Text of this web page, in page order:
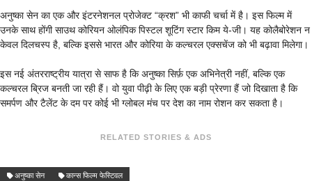
अनुष्का सेन का एक और इंटरनेशनल प्रोजेक्ट “क्रश” भी काफी चर्चा में है। इस फिल्म में
उनके साथ होंगी साउथ कोरियन ओलंपिक पिस्टल शूटिंग स्टार किम ये-जी। यह कोलैबोरेशन न
केवल दिलचस्प है, बल्कि इससे भारत और कोरिया के कल्चरल एक्सचेंज को भी बढ़ावा मिलेगा।
इस नई अंतरराष्ट्रीय यात्रा से साफ है कि अनुष्का सिर्फ़ एक अभिनेत्री नहीं, बल्कि एक
कल्चरल ब्रिज बनती जा रही हैं। वो युवा पीढ़ी के लिए एक बड़ी प्रेरणा हैं जो दिखाता है कि
समर्पण और टैलेंट के दम पर कोई भी ग्लोबल मंच पर देश का नाम रोशन कर सकता है।
RELATED STORIES & ADS
अनुष्का सेन कान्स फिल्म फेस्टिवल